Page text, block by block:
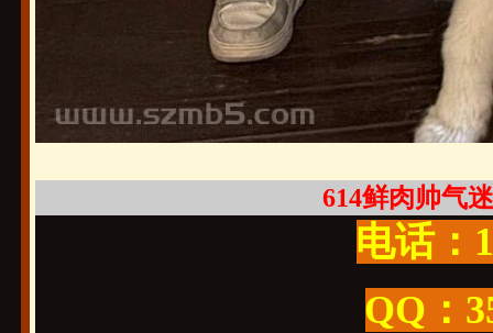
614鲜肉帅气
电话：
QQ：